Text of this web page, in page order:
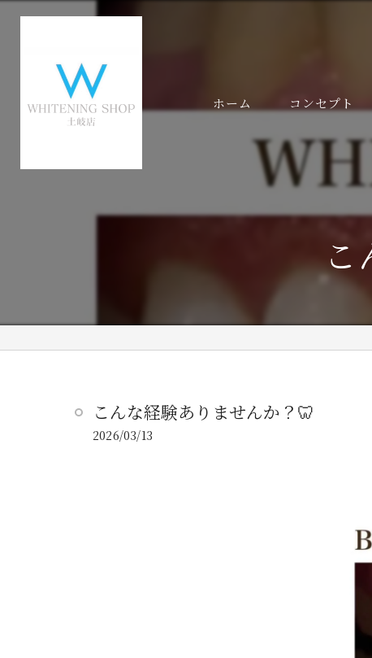
ホーム コンセプト
代表あいさつ
こんな経験ありませんか？🦷
2026/03/13